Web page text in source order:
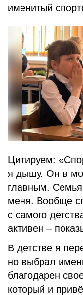
именитый
Цитируем:
я дышу. Он в
главным. Семья
меня. Вообще
с самого
активен –
В детстве я
но выбрал
благодарен
который и